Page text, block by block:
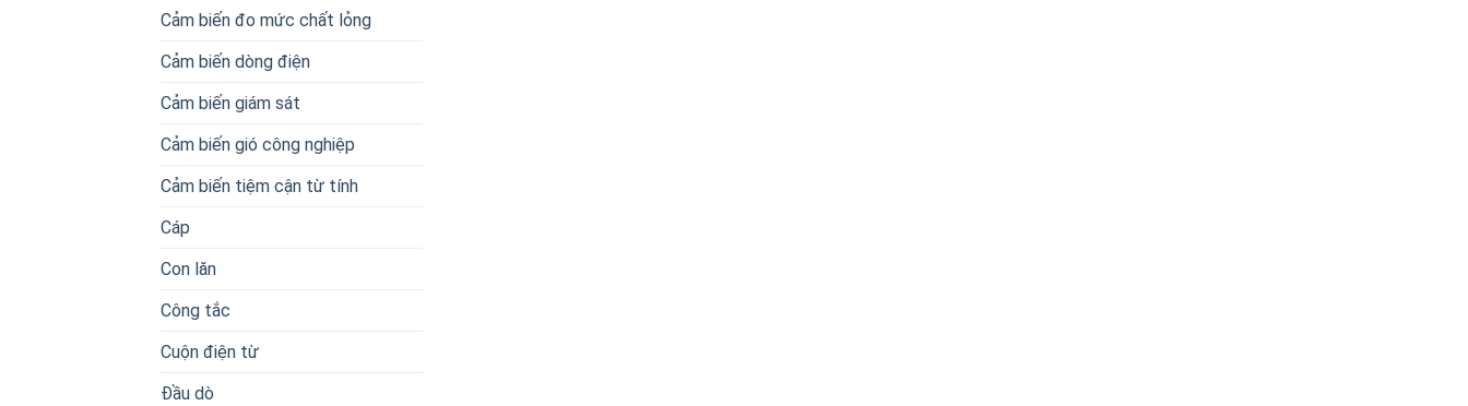
Cảm biến đo mức chất lỏng
Cảm biến dòng điện
Cảm biến giám sát
Cảm biến gió công nghiệp
Cảm biến tiệm cận từ tính
Cáp
Con lăn
Công tắc
Cuộn điện từ
Đầu dò